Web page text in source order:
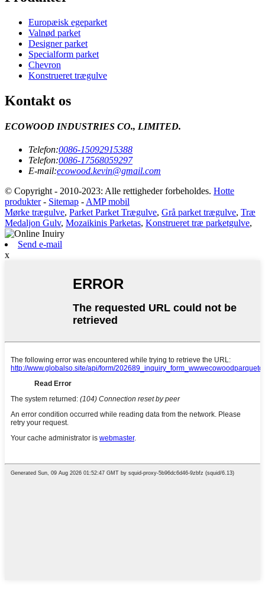
Europæisk egeparket
Valnød parket
Designer parket
Specialform parket
Chevron
Konstrueret trægulve
Kontakt os
ECOWOOD INDUSTRIES CO., LIMITED.
Telefon:0086-15092915388
Telefon:0086-17568059297
E-mail:ecowood.kevin@gmail.com
© Copyright - 2010-2023: Alle rettigheder forbeholdes. Hotte
produkter- Sitemap - AMP mobil
Mørke trægulve, Parket Parket Trægulve, Grå parket trægulve, Træ
Medaljon Gulv, Mozaikinis Parketas, Konstrueret træ parketgulve,
Send e-mail
x